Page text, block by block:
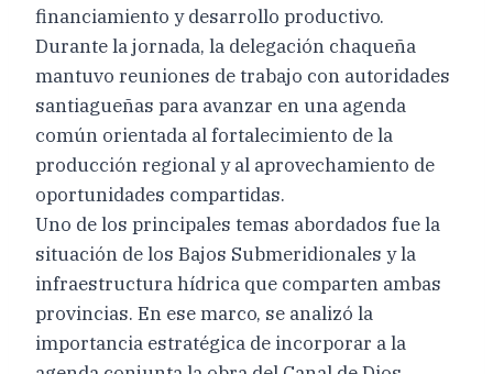
financiamiento y desarrollo productivo.
Durante la jornada, la delegación chaqueña
mantuvo reuniones de trabajo con autoridades
santiagueñas para avanzar en una agenda
común orientada al fortalecimiento de la
producción regional y al aprovechamiento de
oportunidades compartidas.
Uno de los principales temas abordados fue la
situación de los Bajos Submeridionales y la
infraestructura hídrica que comparten ambas
provincias. En ese marco, se analizó la
importancia estratégica de incorporar a la